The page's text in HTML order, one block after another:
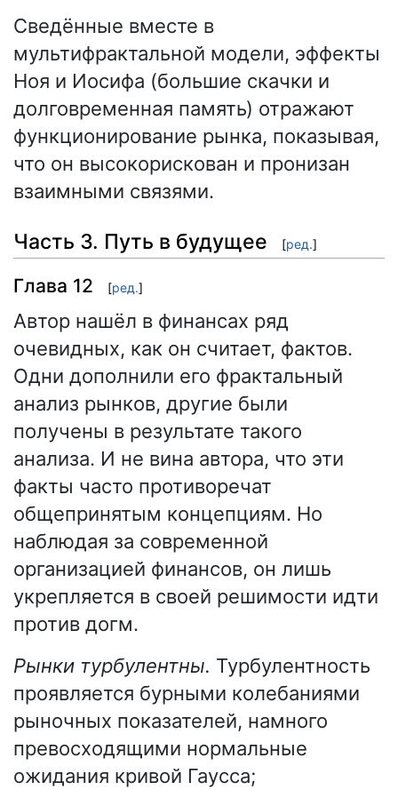
Сведённые вместе в
мультифрактальной модели, эффекты
Ноя и Иосифа (большие скачки и
долговременная память) отражают
функционирование рынка, показывая,
что он высокорискован и пронизан
взаимными связями.
Часть 3. Путь в будущее [ред.]
Глава 12 [ред.]
Автор нашёл в финансах ряд
очевидных, как он считает, фактов.
Одни дополнили его фрактальный
анализ рынков, другие были
получены в результате такого
анализа. И не вина автора, что эти
факты часто противоречат
общепринятым концепциям. Но
наблюдая за современной
организацией финансов, он лишь
укрепляется в своей решимости идти
против догм.
Рынки турбулентны. Турбулентность
проявляется бурными колебаниями
рыночных показателей, намного
превосходящими нормальные
ожидания кривой Гаусса;